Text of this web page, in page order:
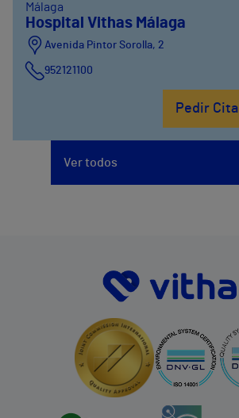
Málaga
Hospital Vithas Málaga
Avenida Pintor Sorolla, 2
952121100
Pedir Cita
Ver todos